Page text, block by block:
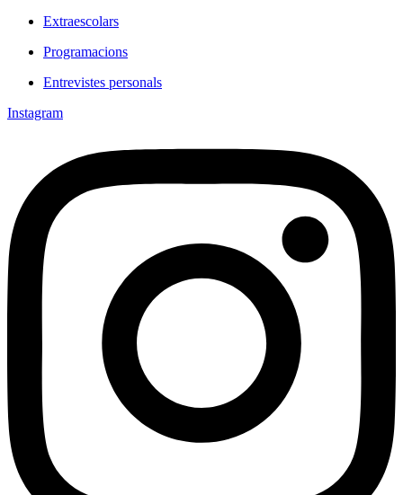
Extraescolars
Programacions
Entrevistes personals
Instagram